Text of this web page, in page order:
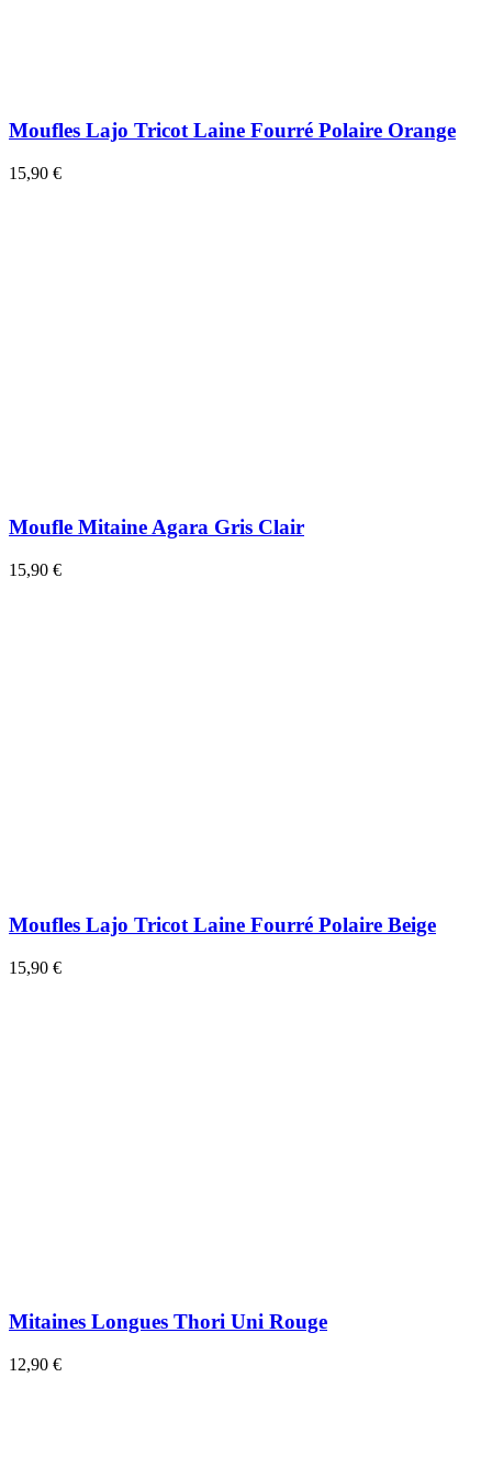
Moufles Lajo Tricot Laine Fourré Polaire Orange
15,90 €
Moufle Mitaine Agara Gris Clair
15,90 €
Moufles Lajo Tricot Laine Fourré Polaire Beige
15,90 €
Mitaines Longues Thori Uni Rouge
12,90 €